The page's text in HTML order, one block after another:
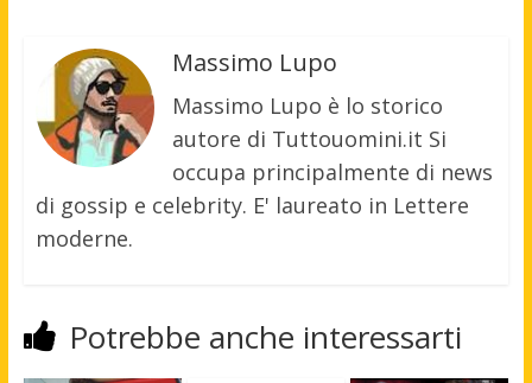
Massimo Lupo
Massimo Lupo è lo storico
autore di Tuttouomini.it Si
occupa principalmente di news
di gossip e celebrity. E' laureato in Lettere
moderne.
Potrebbe anche interessarti